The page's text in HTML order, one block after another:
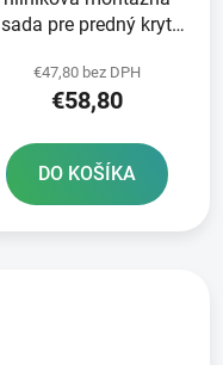
sada pre predný kryt
€47,80 bez DPH
€58,80
DO KOŠÍKA